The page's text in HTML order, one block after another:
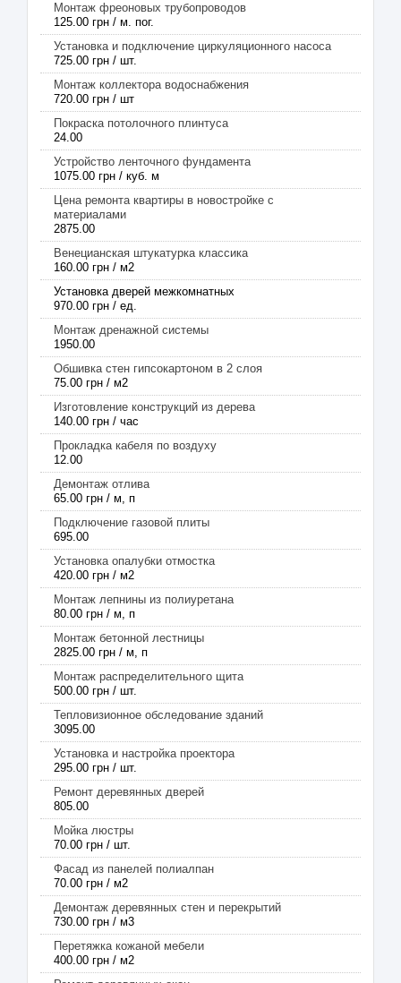
Монтаж фреоновых трубопроводов
125.00 грн / м. пог.
Установка и подключение циркуляционного насоса
725.00 грн / шт.
Монтаж коллектора водоснабжения
720.00 грн / шт
Покраска потолочного плинтуса
24.00
Устройство ленточного фундамента
1075.00 грн / куб. м
Цена ремонта квартиры в новостройке с
материалами
2875.00
Венецианская штукатурка классика
160.00 грн / м2
Установка дверей межкомнатных
970.00 грн / ед.
Монтаж дренажной системы
1950.00
Обшивка стен гипсокартоном в 2 слоя
75.00 грн / м2
Изготовление конструкций из дерева
140.00 грн / час
Прокладка кабеля по воздуху
12.00
Демонтаж отлива
65.00 грн / м, п
Подключение газовой плиты
695.00
Установка опалубки отмостка
420.00 грн / м2
Монтаж лепнины из полиуретана
80.00 грн / м, п
Монтаж бетонной лестницы
2825.00 грн / м, п
Монтаж распределительного щита
500.00 грн / шт.
Тепловизионное обследование зданий
3095.00
Установка и настройка проектора
295.00 грн / шт.
Ремонт деревянных дверей
805.00
Мойка люстры
70.00 грн / шт.
Фасад из панелей полиалпан
70.00 грн / м2
Демонтаж деревянных стен и перекрытий
730.00 грн / м3
Перетяжка кожаной мебели
400.00 грн / м2